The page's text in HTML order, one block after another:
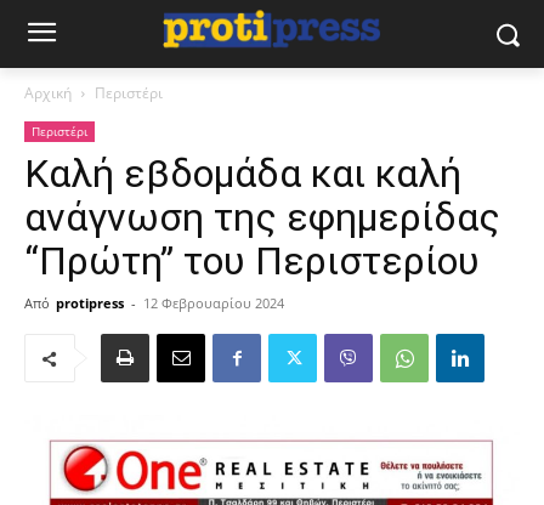
Αρχική Περιστέρι
Περιστέρι
Καλή εβδομάδα και καλή
ανάγνωση της εφημερίδας
“Πρώτη” του Περιστερίου
Από protipress - 12 Φεβρουαρίου 2024